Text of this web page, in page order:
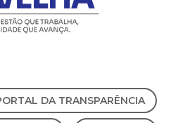
DA TRANSPARÊNCIA